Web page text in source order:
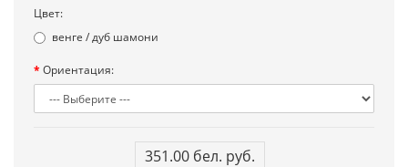
Цвет:
венге / дуб шамони
Ориентация:
351.00 бел. руб.